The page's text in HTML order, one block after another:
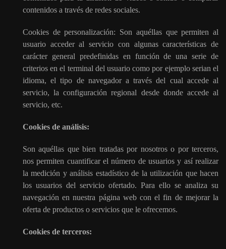
contenidos a través de redes sociales.
Cookies de personalización: Son aquéllas que permiten al
usuario acceder al servicio con algunas características de
carácter general predefinidas en función de una serie de
criterios en el terminal del usuario como por ejemplo serian el
idioma, el tipo de navegador a través del cual accede al
servicio, la configuración regional desde donde accede al
servicio, etc.
Cookies de análisis:
Son aquéllas que bien tratadas por nosotros o por terceros,
nos permiten cuantificar el número de usuarios y así realizar
la medición y análisis estadístico de la utilización que hacen
los usuarios del servicio ofertado. Para ello se analiza su
navegación en nuestra página web con el fin de mejorar la
oferta de productos o servicios que le ofrecemos.
Cookies de terceros: